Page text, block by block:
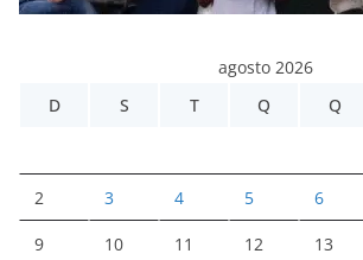
agosto 2026
D
S T Q Q
2 3 4 5 6
9 10 11 12 13